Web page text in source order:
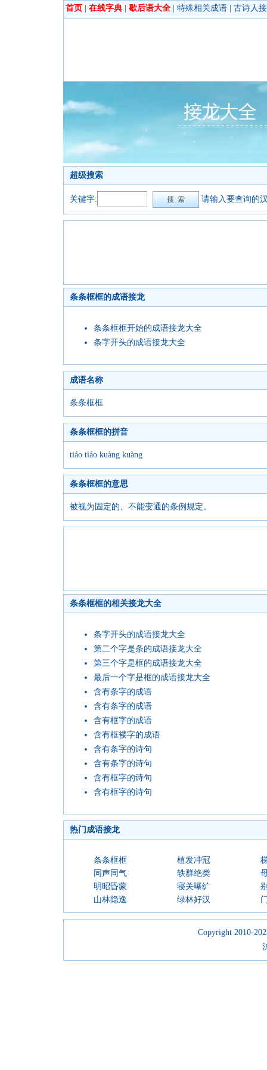
首页 在线字典 歇后语大全 特殊相关成语 古诗人
超级搜索
关键字: 请输入要查询的
条条框框的成语接龙
条条框框开始的成语接龙大全
条字开头的成语接龙大全
成语名称
条条框框
条条框框的拼音
tiáo tiáo kuàng kuàng
条条框框的意思
被视为固定的、不能变通的条例规定。
条条框框的相关接龙大全
条字开头的成语接龙大全
第二个字是条的成语接龙大全
第三个字是框的成语接龙大全
最后一个字是框的成语接龙大全
含有条字的成语
含有条字的成语
含有框字的成语
含有框褛字的成语
含有条字的诗句
含有条字的诗句
含有框字的诗句
含有框字的诗句
热门成语接龙
条条框框 植发冲冠
同声同气
轶群绝类
明昭昏蒙
寝关曝纩
山林隐逸
绿林好汉
Copyright 2010-